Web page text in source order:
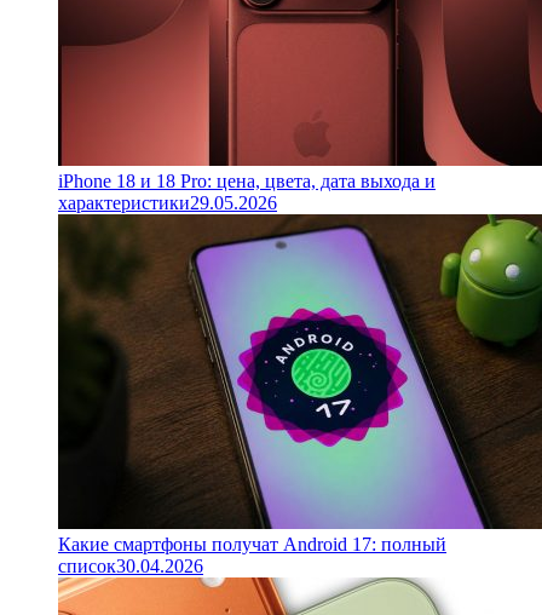
iPhone 18 и 18 Pro: цена, цвета, дата выхода и
характеристики29.05.2026
Какие смартфоны получат Android 17: полный
список30.04.2026